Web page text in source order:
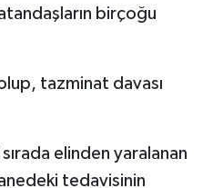
birçoğu
tazminat davası
elinden yaralanan
tedavisinin